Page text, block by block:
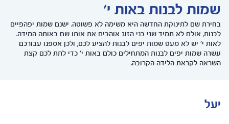
שמות לבנות באות י'
בחירת שם לתינוקת החדשה היא משימה לא פשוטה. ישנם שמות יפהפיים
לבנות, אולם לא תמיד שני בני הזוג אוהבים את אותו שם באותה המידה.
לאות י' יש לא מעט שמות יפים לבנות להציע לכם, ולכן אספנו עבורכם
עשרה שמות יפים לבנות המתחילים כולם באות י' כדי לתת לכם קצת
השראה לקראת הלידה הקרובה.
יעל